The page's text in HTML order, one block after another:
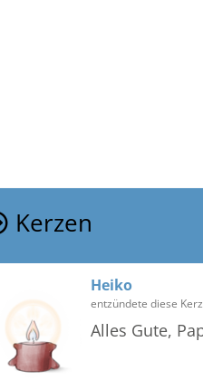
Kerzen
Heiko
entzündete diese
Alles Gute,